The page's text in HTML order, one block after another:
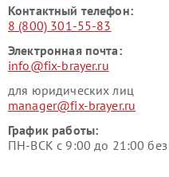
Контактный телефон:
8 (800) 301-55-83
Электронная почта:
info@fix-brayer.ru
для юридических лиц
manager@fix-brayer.ru
График работы:
ПН-ВСК с 9:00 до 21:00